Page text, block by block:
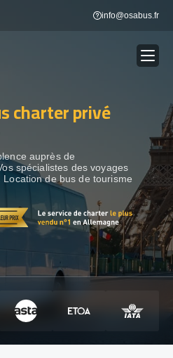
info@osabus.fr
Show dropdown
charter privé
auprès de
spécialistes des voyages
de bus de tourisme